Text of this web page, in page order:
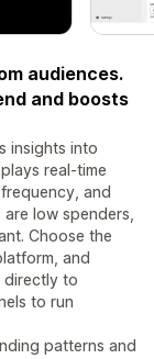
audiences.
and boosts
insights into
real-time
and
low spenders,
Choose the
and
directly to
to run
patterns and